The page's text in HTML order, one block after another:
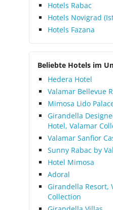
Hotels Rabac
Hotels Novigrad
Hotels Fazana
Beliebte Hotels im
Hedera Hotel
Valamar Bellevue
Mimosa Lido
Girandella
Hotel, Valamar
Valamar Sanfior
Sunny Rabac by
Hotel Mimosa
Adoral
Girandella Resort,
Collection